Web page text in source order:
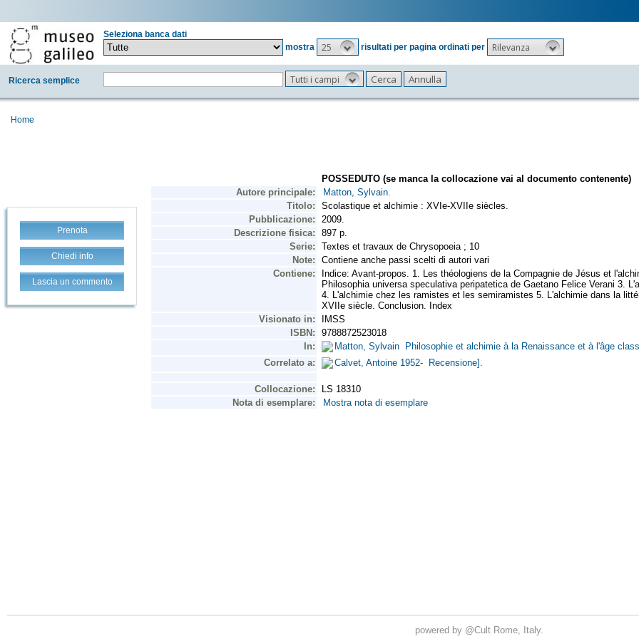
Seleziona banca dati
mostra
25 risultati per pagina ordinati per Rilevanza
Ricerca semplice Tutti i campi
Home
Prenota
Chiedi info
Lascia un commento
powered by @Cult Rome, Italy.